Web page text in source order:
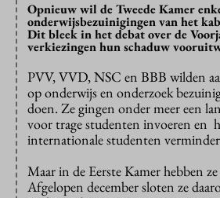
Opnieuw wil de Tweede Kamer
onderwijsbezuinigingen van het
Dit bleek in het debat over de
verkiezingen hun schaduw
PVV, VVD, NSC en BBB wilden
op onderwijs en onderzoek
doen. Ze gingen onder meer een
voor trage studenten invoeren en
internationale studenten
Maar in de Eerste Kamer hebben
Afgelopen december sloten ze